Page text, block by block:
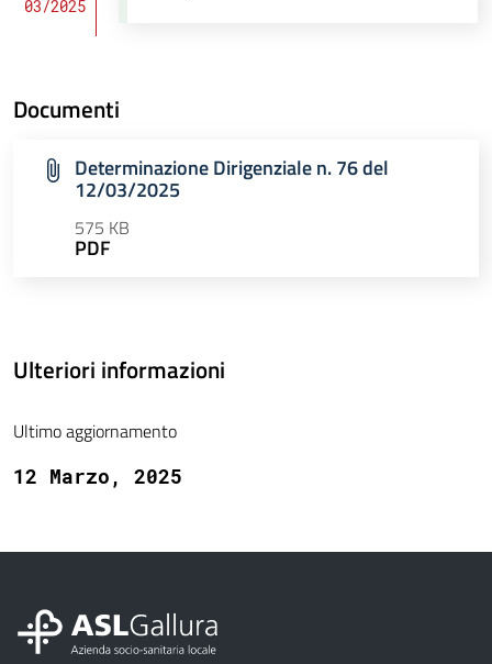
03/2025
Documenti
Determinazione Dirigenziale n. 76 del
12/03/2025
575 KB
PDF
Ulteriori informazioni
Ultimo aggiornamento
12 Marzo, 2025